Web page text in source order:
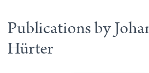
Publications by
Hürter